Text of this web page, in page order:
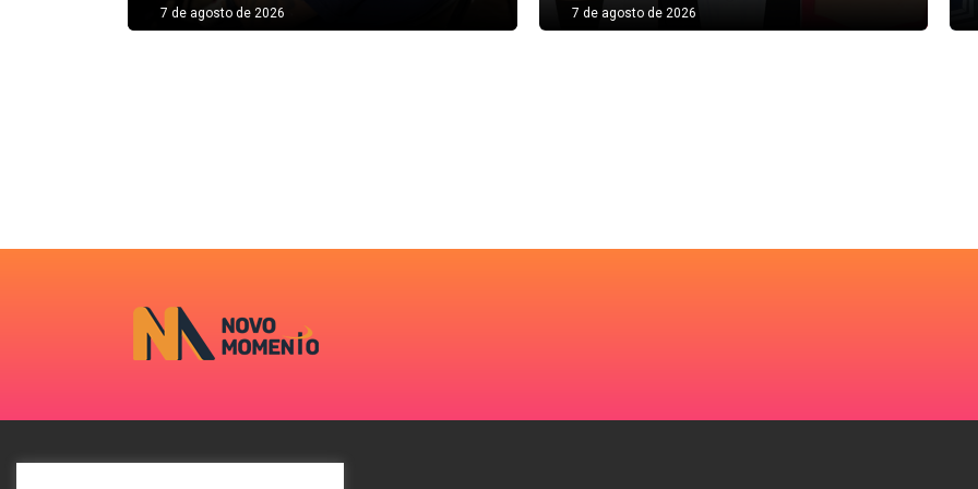
7 de agosto de 2026 7 de agosto de 2026